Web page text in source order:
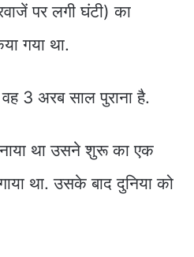
पर लगी घंटी) का
गया था.
3 अरब साल पुराना है.
था उसने शुरू का एक
था. उसके बाद दुनिया को